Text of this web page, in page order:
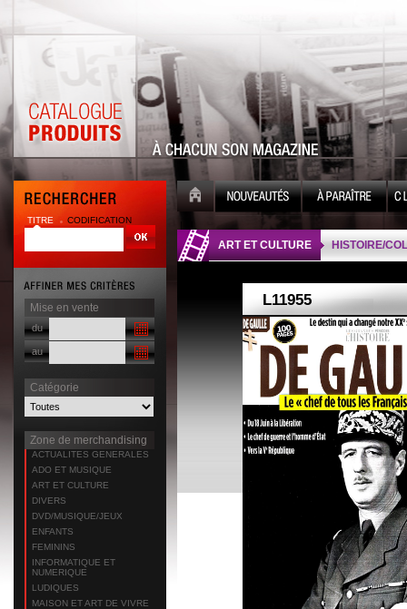
TITRE CODIFICATION
Mise en vente
du
au
Catégorie
Zone de merchandising
ACTUALITES GENERALES
ADO ET MUSIQUE
ART ET CULTURE
DIVERS
DVD/MUSIQUE/JEUX
ENFANTS
FEMININS
INFORMATIQUE ET
NUMERIQUE
LUDIQUES
MAISON ET ART DE VIVRE
ART ET CULTURE HISTOIRE/